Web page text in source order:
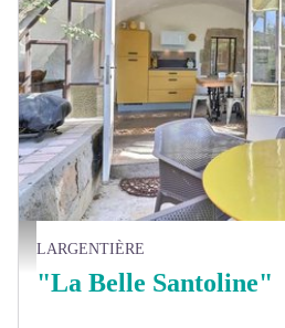
La terrasse privative - Gîtes de France
LARGENTIÈRE
"La Belle Santoline"